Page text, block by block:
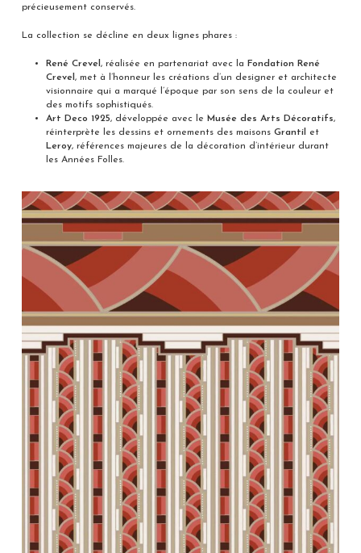
précieusement conservés.
La collection se décline en deux lignes phares :
René Crevel , réalisée en partenariat avec la Fondation René
Crevel , met à l’honneur les créations d’un designer et architecte
visionnaire qui a marqué l’époque par son sens de la couleur et
des motifs sophistiqués.
Art Deco 1925, développée avec le Musée des Arts Décoratifs,
réinterprète les dessins et ornements des maisons Grantil
et
Leroy, références majeures de la décoration d’intérieur durant
les Années Folles.